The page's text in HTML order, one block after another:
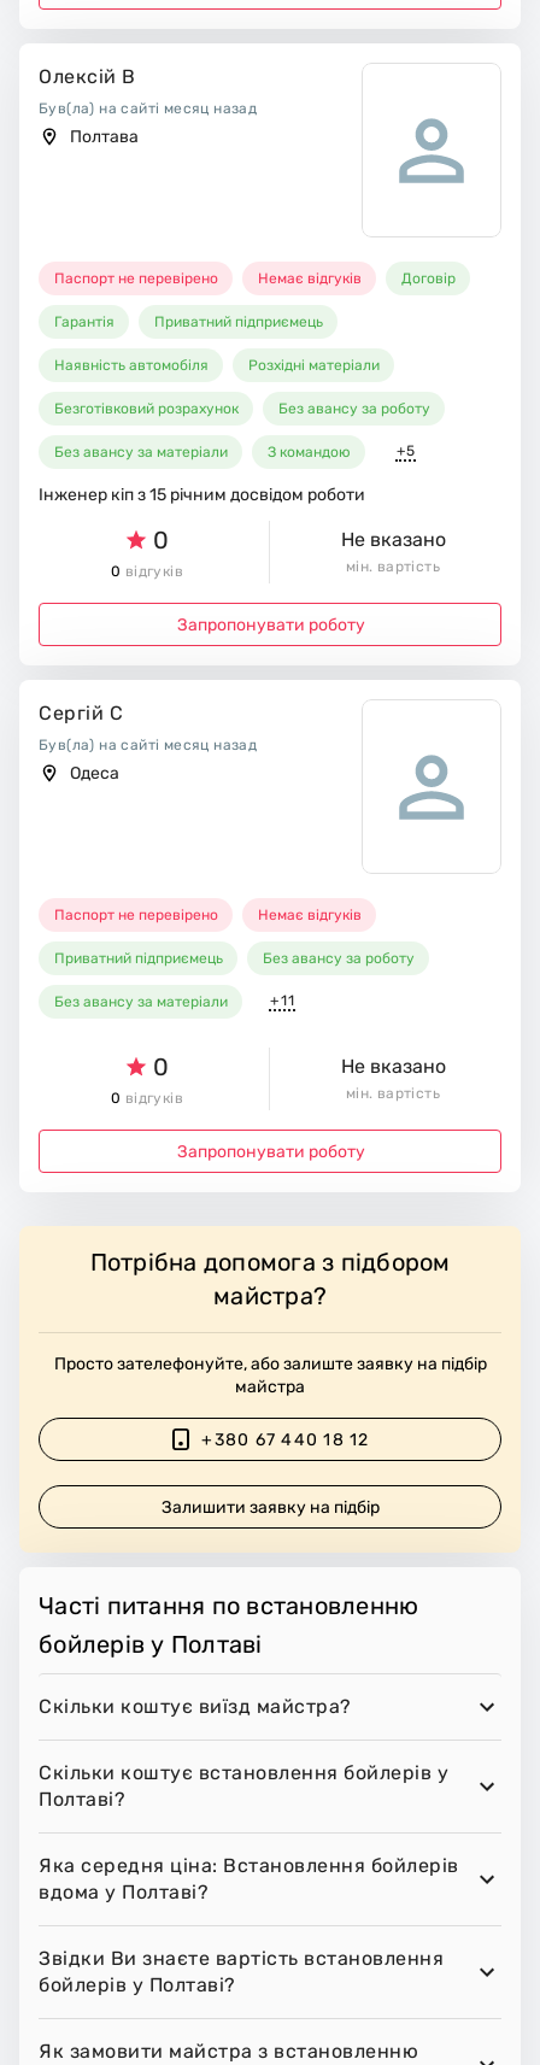
Олексій В
Був(ла) на сайті месяц назад
Полтава
Паспорт не перевірено Немає відгуків Договір
Гарантія Приватний підприємець
Наявність автомобіля Розхідні матеріали
Безготівковий розрахунок Без авансу за роботу
Без авансу за матеріали З командою +5
Інженер кіп з 15 річним досвідом роботи
0
0 відгуків
Не вказано
мін. вартість
Запропонувати роботу
Сергій С
Був(ла) на сайті месяц назад
Одеса
Паспорт не перевірено Немає відгуків
Приватний підприємець Без авансу за роботу
Без авансу за матеріали +11
0
0 відгуків
Не вказано
мін. вартість
Запропонувати роботу
Потрібна допомога з підбором
майстра?
Просто зателефонуйте, або залиште заявку на підбір
майстра
+380 67 440 18 12
Залишити заявку на підбір
Часті питання по встановленню
бойлерів у Полтаві
Скільки коштує виїзд майстра?
Скільки коштує встановлення бойлерів у
Полтаві?
Яка середня ціна: Встановлення бойлерів
вдома у Полтаві?
Звідки Ви знаєте вартість встановлення
бойлерів у Полтаві?
Як замовити майстра з встановленню